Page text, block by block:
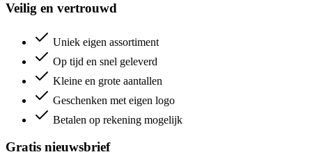
Veilig en vertrouwd
Uniek eigen assortiment
Op tijd en snel geleverd
Kleine en grote aantallen
Geschenken met eigen logo
Betalen op rekening mogelijk
Gratis nieuwsbrief